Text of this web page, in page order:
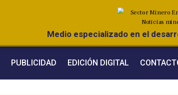
Medio especializado en el
PUBLICIDAD EDICIÓN DIGITAL